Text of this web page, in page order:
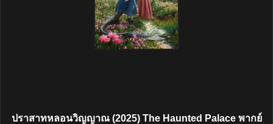
ปราสาทหลอนวิญญาณ (2025) The Haunted Palace พากย์